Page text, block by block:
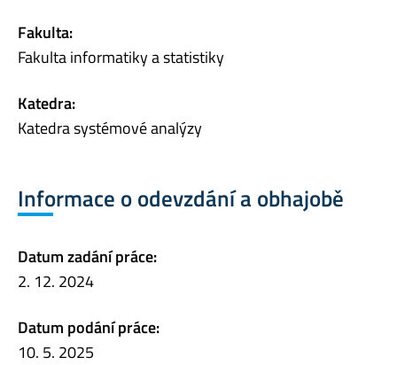
Fakulta:
Fakulta informatiky a statistiky
Katedra:
Katedra systémové analýzy
Informace o odevzdání a obhajobě
Datum zadání práce:
2. 12. 2024
Datum podání práce:
10. 5. 2025